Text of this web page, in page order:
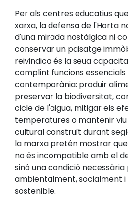
Per als centres educatius
xarxa, la defensa de l'Horta
d'una mirada nostàlgica ni
conservar un paisatge
reivindica és la seua
complint funcions
contemporània: produir
preservar la biodiversitat,
cicle de l'aigua, mitigar els
temperatures o mantenir
cultural construït durant
la marxa pretén mostrar
no és incompatible amb el
sinó una condició
ambientalment, socialment
sostenible.